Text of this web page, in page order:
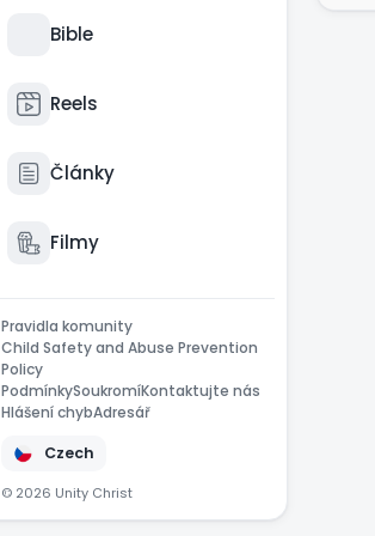
Bible
Reels
Články
Filmy
Pravidla komunity
Child Safety and Abuse Prevention
Policy
PodmínkySoukromíKontaktujte nás
Hlášení chybAdresář
Czech
© 2026 Unity Christ